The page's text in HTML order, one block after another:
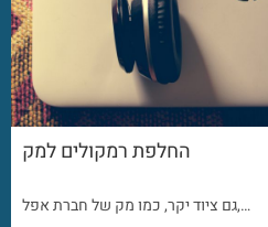
החלפת רמקולים למק
גם ציוד יקר, כמו מק של חברת אפל,…